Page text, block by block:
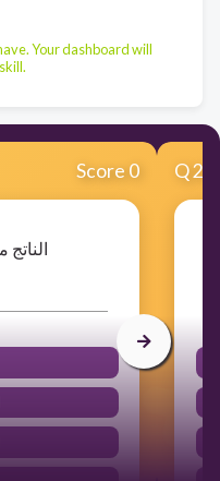
Your dashboard will
Score 0 Q2